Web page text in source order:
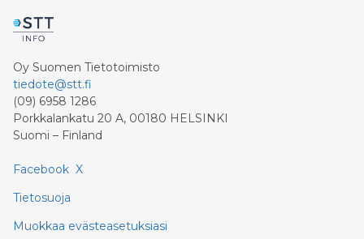
Oy Suomen Tietotoimisto
tiedote@stt.fi
(09) 6958 1286
Porkkalankatu 20 A, 00180 HELSINKI
Suomi – Finland
Facebook X
Tietosuoja
Muokkaa evästeasetuksiasi